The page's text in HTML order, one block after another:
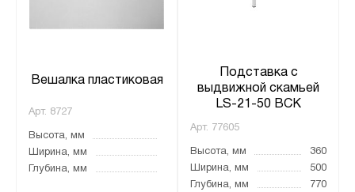
Вешалка пластиковая
Арт. 8727
Высота, мм
Ширина, мм
Глубина, мм
Подставка с
выдвижной скамьей
LS-21-50 ВСК
Арт. 77605
Высота, мм
360
Ширина, мм
500
Глубина, мм
770